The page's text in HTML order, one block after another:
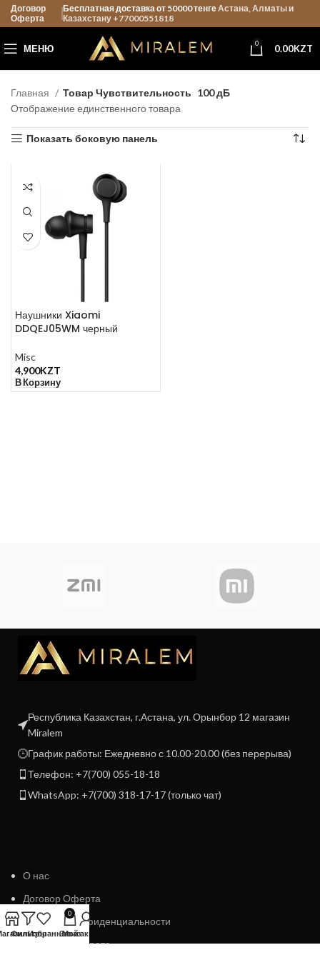
Договор
Оферта
Бесплатная доставка от 50000 тенгеАстана, Алматы и
Казахстану +77000551818
МЕНЮ 0 0.00KZT
Главная Товар Чувствительность 100 дБ
Отображение единственного товара
Показать боковую панель
Наушники Xiaomi
DDQEJ05WM черный
Misc
4,900KZT
В Корзину
Республика Казахстан, г.Астана, ул. Орынбор 12 магазин
Miralem
График работы: Ежедневно с 10.00-20.00 (без перерыва)
Телефон: +7(700) 055-18-18
WhatsApp: +7(700) 318-17-17 (только чат)
О нас
Договор Оферта
Политика конфиденциальности
Политика возврата
ФильтрыИзбранное
0
Заказ
Мой аккаунт